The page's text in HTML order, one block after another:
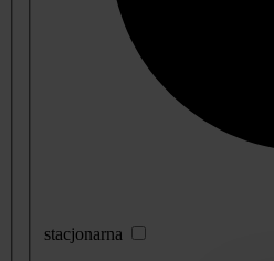
stacjonarna